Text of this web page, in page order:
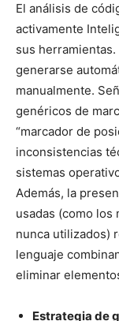
El análisis de
activamente
sus
generarse
manualmente.
genéricos de
“marcador de
inconsistencias
sistemas
Además, la
usadas (como
nunca utilizados)
lenguaje
eliminar
Estrategia de